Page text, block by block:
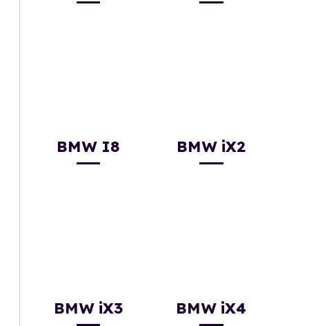
BMW I8 BMW iX2
BMW iX3 BMW iX4